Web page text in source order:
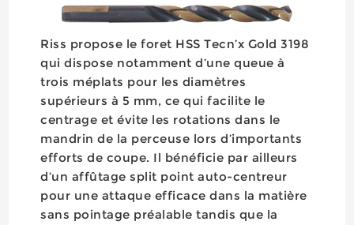
Riss propose le foret HSS Tecn’x Gold 3198
qui dispose notamment d’une queue à
trois méplats pour les diamètres
supérieurs à 5 mm, ce qui facilite le
centrage et évite les rotations dans le
mandrin de la perceuse lors d’importants
efforts de coupe. Il bénéficie par ailleurs
d’un affûtage split point auto-centreur
pour une attaque efficace dans la matière
sans pointage préalable tandis que la